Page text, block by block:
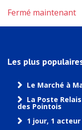
Fermé maintenant
Les plus
Le Marché à
La Poste
des Pointois
1 jour, 1 acteur